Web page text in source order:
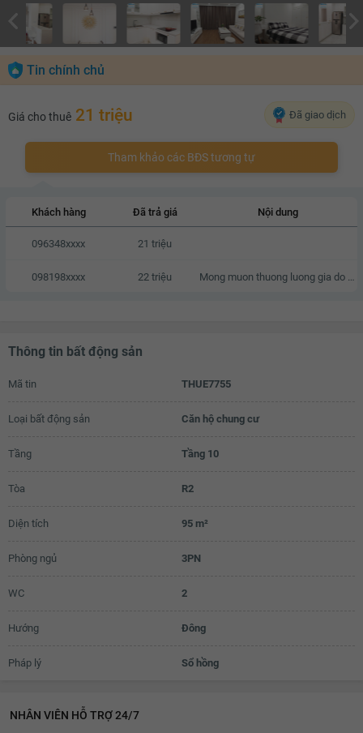
Tin chính chủ
Giá cho thuê 21 triệu Đã giao dịch
Tham khảo các BĐS tương tự
Khách hàng Đã trả giá Nội dung
096348xxxx 21 triệu
098198xxxx 22 triệu
Thông tin bất động sản
Mã tin THUE7755
Loại bất động sản Căn hộ chung cư
Tầng Tầng 10
Tòa R2
Diện tích 95 m²
Phòng ngủ 3PN
WC 2
Hướng Đông
Pháp lý Sổ hồng
NHÂN VIÊN HỖ TRỢ 24/7